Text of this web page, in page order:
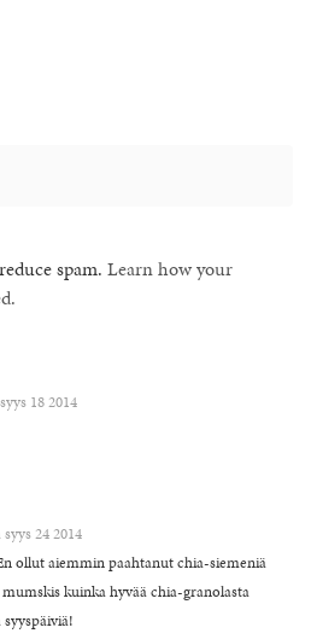
spam. Learn how your
18 2014
24 2014
ollut aiemmin paahtanut chia-siemeniä
kuinka hyvää chia-granolasta